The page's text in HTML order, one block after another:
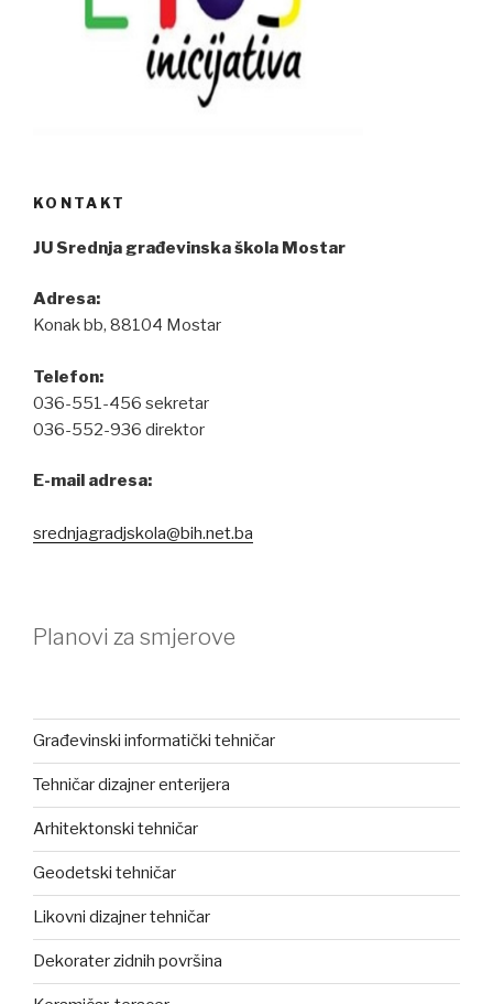
KONTAKT
JU Srednja građevinska škola Mostar
Adresa:
Konak bb, 88104 Mostar
Telefon:
036-551-456 sekretar
036-552-936 direktor
E-mail adresa:
srednjagradjskola@bih.net.ba
Planovi za smjerove
Građevinski informatički tehničar
Tehničar dizajner enterijera
Arhitektonski tehničar
Geodetski tehničar
Likovni dizajner tehničar
Dekorater zidnih površina